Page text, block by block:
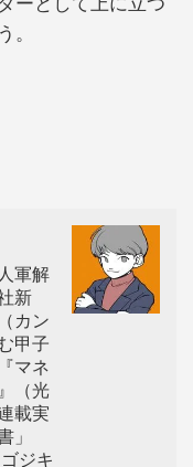
。
軍解
新
カン
甲子
マネ
（光
載実
」
ジキ